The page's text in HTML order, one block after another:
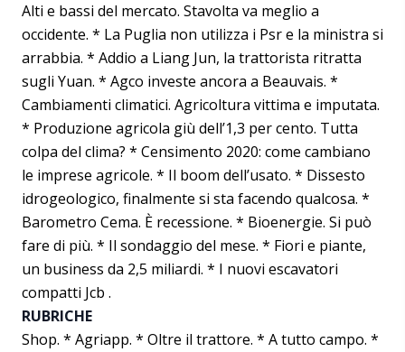
Alti e bassi del mercato. Stavolta va meglio a
occidente. * La Puglia non utilizza i Psr e la ministra si
arrabbia. * Addio a Liang Jun, la trattorista ritratta
sugli Yuan. * Agco investe ancora a Beauvais. *
Cambiamenti climatici. Agricoltura vittima e imputata.
* Produzione agricola giù dell’1,3 per cento. Tutta
colpa del clima? * Censimento 2020: come cambiano
le imprese agricole. * Il boom dell’usato. * Dissesto
idrogeologico, finalmente si sta facendo qualcosa. *
Barometro Cema. È recessione. * Bioenergie. Si può
fare di più. * Il sondaggio del mese. * Fiori e piante,
un business da 2,5 miliardi. * I nuovi escavatori
compatti Jcb .
RUBRICHE
Shop. * Agriapp. * Oltre il trattore. * A tutto campo. *